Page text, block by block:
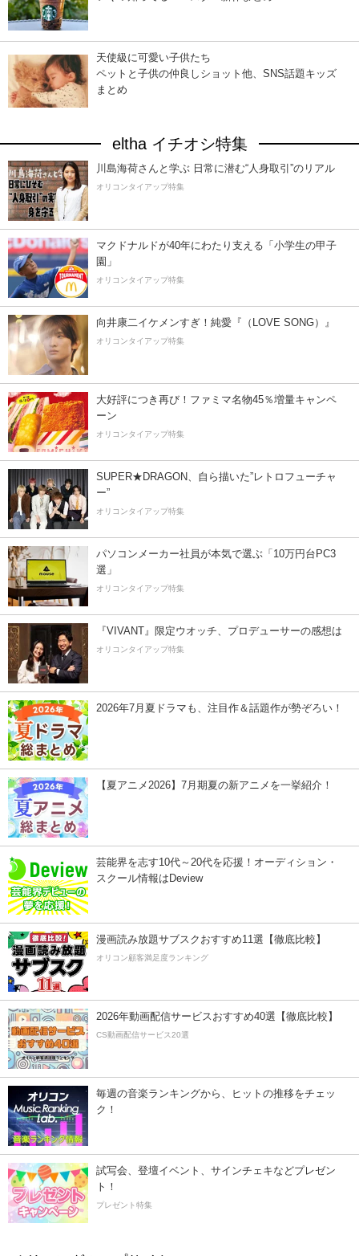
天使級に可愛い子供たち
ペットと子供の仲良しショット他、SNS話題キッズ
まとめ
eltha イチオシ特集
川島海荷さんと学ぶ 日常に潜む“人身取引”のリアル
オリコンタイアップ特集
マクドナルドが40年にわたり支える「小学生の甲子
園」
オリコンタイアップ特集
向井康二イケメンすぎ！純愛『（LOVE SONG）』
オリコンタイアップ特集
大好評につき再び！ファミマ名物45％増量キャンペ
ーン
オリコンタイアップ特集
SUPER★DRAGON、自ら描いた”レトロフューチャ
ー”
オリコンタイアップ特集
パソコンメーカー社員が本気で選ぶ「10万円台PC3
選」
オリコンタイアップ特集
『VIVANT』限定ウオッチ、プロデューサーの感想は
オリコンタイアップ特集
2026年7月夏ドラマも、注目作＆話題作が勢ぞろい！
【夏アニメ2026】7月期夏の新アニメを一挙紹介！
芸能界を志す10代～20代を応援！オーディション・
スクール情報はDeview
漫画読み放題サブスクおすすめ11選【徹底比較】
オリコン顧客満足度ランキング
2026年動画配信サービスおすすめ40選【徹底比較】
CS動画配信サービス20選
毎週の音楽ランキングから、ヒットの推移をチェッ
ク！
試写会、登壇イベント、サインチェキなどプレゼン
ト！
プレゼント特集